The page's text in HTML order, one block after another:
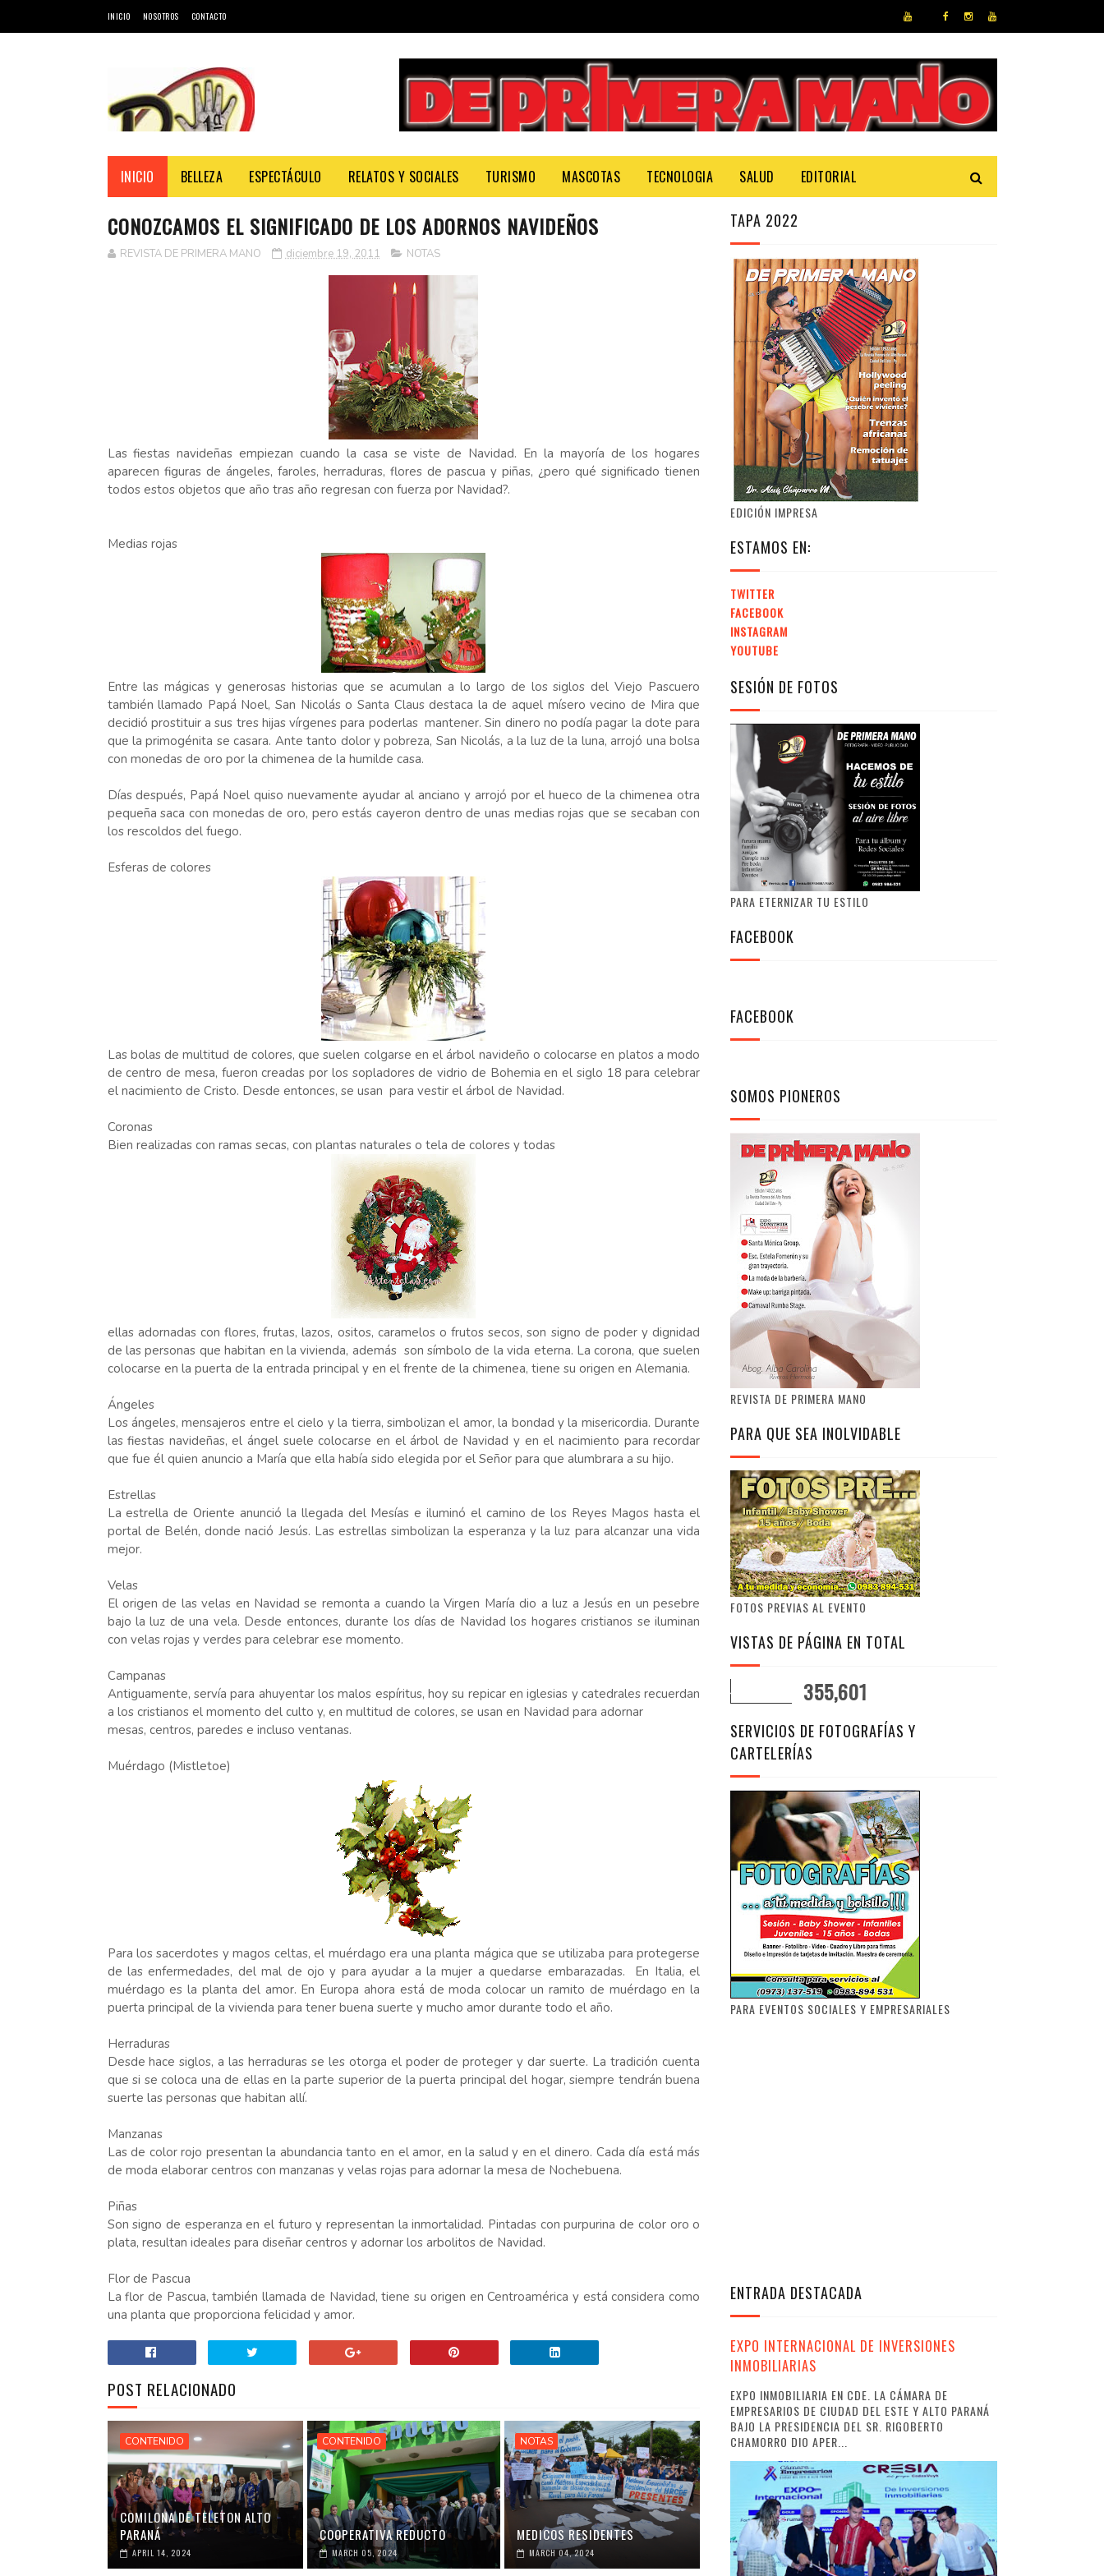
INICIO NOSOTROS CONTACTO
REVISTA
INICIO BELLEZA ESPECTÁCULO RELATOS Y SOCIALES TURISMO MASCOTAS TECNOLOGIA SALUD EDITORIAL
CONOZCAMOS EL SIGNIFICADO DE LOS ADORNOS NAVIDEÑOS
REVISTA DE PRIMERA MANO diciembre 19, 2011 NOTAS
Las fiestas navideñas empiezan cuando la casa se viste de Navidad. En la mayoría de los hogares
aparecen figuras de ángeles, faroles, herraduras, flores de pascua y piñas, ¿pero qué significado tienen
todos estos objetos que año tras año regresan con fuerza por Navidad?.
Medias rojas
Entre las mágicas y generosas historias que se acumulan a lo largo de los siglos del Viejo Pascuero
también llamado Papá Noel, San Nicolás o Santa Claus destaca la de aquel mísero vecino de Mira que
decidió prostituir a sus tres hijas vírgenes para poderlas mantener. Sin dinero no podía pagar la dote para
que la primogénita se casara. Ante tanto dolor y pobreza, San Nicolás, a la luz de la luna, arrojó una bolsa
con monedas de oro por la chimenea de la humilde casa.
Días después, Papá Noel quiso nuevamente ayudar al anciano y arrojó por el hueco de la chimenea otra
pequeña saca con monedas de oro, pero estás cayeron dentro de unas medias rojas que se secaban con
los rescoldos del fuego.
Esferas de colores
Las bolas de multitud de colores, que suelen colgarse en el árbol navideño o colocarse en platos a modo
de centro de mesa, fueron creadas por los sopladores de vidrio de Bohemia en el siglo 18 para celebrar
el nacimiento de Cristo. Desde entonces, se usan para vestir el árbol de Navidad.
Coronas
Bien realizadas con ramas secas, con plantas naturales o tela de colores y todas
ellas adornadas con flores, frutas, lazos, ositos, caramelos o frutos secos, son signo de poder y dignidad
de las personas que habitan en la vivienda, además son símbolo de la vida eterna. La corona, que suelen
colocarse en la puerta de la entrada principal y en el frente de la chimenea, tiene su origen en Alemania.
Ángeles
Los ángeles, mensajeros entre el cielo y la tierra, simbolizan el amor, la bondad y la misericordia. Durante
las fiestas navideñas, el ángel suele colocarse en el árbol de Navidad y en el nacimiento para recordar
que fue él quien anuncio a María que ella había sido elegida por el Señor para que alumbrara a su hijo.
Estrellas
La estrella de Oriente anunció la llegada del Mesías e iluminó el camino de los Reyes Magos hasta el
portal de Belén, donde nació Jesús. Las estrellas simbolizan la esperanza y la luz para alcanzar una vida
mejor.
Velas
El origen de las velas en Navidad se remonta a cuando la Virgen María dio a luz a Jesús en un pesebre
bajo la luz de una vela. Desde entonces, durante los días de Navidad los hogares cristianos se iluminan
con velas rojas y verdes para celebrar ese momento.
Campanas
Antiguamente, servía para ahuyentar los malos espíritus, hoy su repicar en iglesias y catedrales recuerdan
a los cristianos el momento del culto y, en multitud de colores, se usan en Navidad para adornar
mesas, centros, paredes e incluso ventanas.
Muérdago (Mistletoe)
Para los sacerdotes y magos celtas, el muérdago era una planta mágica que se utilizaba para protegerse
de las enfermedades, del mal de ojo y para ayudar a la mujer a quedarse embarazadas. En Italia, el
muérdago es la planta del amor. En Europa ahora está de moda colocar un ramito de muérdago en la
puerta principal de la vivienda para tener buena suerte y mucho amor durante todo el año.
Herraduras
Desde hace siglos, a las herraduras se les otorga el poder de proteger y dar suerte. La tradición cuenta
que si se coloca una de ellas en la parte superior de la puerta principal del hogar, siempre tendrán buena
suerte las personas que habitan allí.
Manzanas
Las de color rojo presentan la abundancia tanto en el amor, en la salud y en el dinero. Cada día está más
de moda elaborar centros con manzanas y velas rojas para adornar la mesa de Nochebuena.
Piñas
Son signo de esperanza en el futuro y representan la inmortalidad. Pintadas con purpurina de color oro o
plata, resultan ideales para diseñar centros y adornar los arbolitos de Navidad.
Flor de Pascua
La flor de Pascua, también llamada de Navidad, tiene su origen en Centroamérica y está considera como
una planta que proporciona felicidad y amor.
POST RELACIONADO
CONTENIDO
COMILONA DE TELETON ALTO
PARANÁ
APRIL 14, 2024
CONTENIDO
COOPERATIVA REDUCTO
MARCH 05, 2024
NOTAS
MEDICOS RESIDENTES
MARCH 04, 2024
TAPA 2022
EDICIÓN IMPRESA
ESTAMOS EN:
TWITTER
FACEBOOK
INSTAGRAM
YOUTUBE
SESIÓN DE FOTOS
PARA ETERNIZAR TU ESTILO
FACEBOOK
FACEBOOK
SOMOS PIONEROS
REVISTA DE PRIMERA MANO
PARA QUE SEA INOLVIDABLE
FOTOS PREVIAS AL EVENTO
VISTAS DE PÁGINA EN TOTAL
355,601
SERVICIOS DE FOTOGRAFÍAS Y
CARTELERÍAS
PARA EVENTOS SOCIALES Y EMPRESARIALES
ENTRADA DESTACADA
EXPO INTERNACIONAL DE INVERSIONES
INMOBILIARIAS
EXPO INMOBILIARIA EN CDE. LA CÁMARA DE
EMPRESARIOS DE CIUDAD DEL ESTE Y ALTO PARANÁ
BAJO LA PRESIDENCIA DEL SR. RIGOBERTO
CHAMORRO DIO APER...